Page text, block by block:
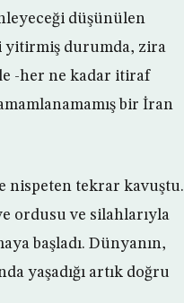
düşünülen
yitirmiş durumda, zira
-her ne kadar itiraf
bir İran
nispeten tekrar kavuştu.
ordusu ve silahlarıyla
başladı. Dünyanın,
yaşadığı artık doğru